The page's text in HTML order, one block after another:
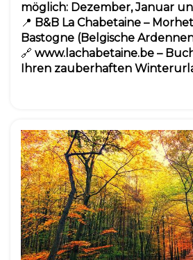
möglich: Dezember, Januar
📍 B&B La Chabetaine –
Bastogne (Belgische
🔗 www.lachabetaine.be –
Ihren zauberhaften